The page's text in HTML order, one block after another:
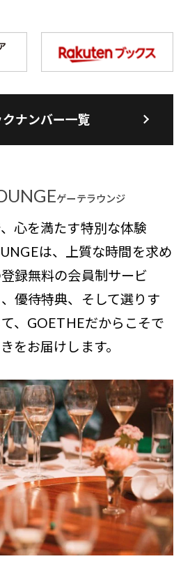
ナンバー一覧
ゲーテラウンジ
心を満たす特別な体験
は、上質な時間を求め
録無料の会員制サービ
優待特典、そして選りす
、GOETHEだからこそで
をお届けします。